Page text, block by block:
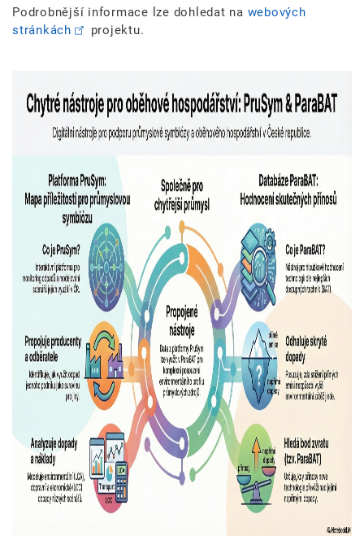
Podrobnější informace lze dohledat na webových
stránkách
projektu.